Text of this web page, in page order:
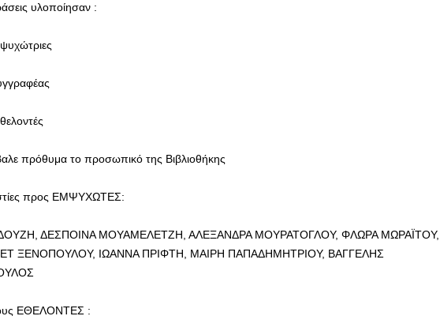
υλοποίησαν :
πρόθυμα το προσωπικό της Βιβλιοθήκης
προς ΕΜΨΥΧΩΤΕΣ:
ΔΕΣΠΟΙΝΑ ΜΟΥΑΜΕΛΕΤΖΗ, ΑΛΕΞΑΝΔΡΑ ΜΟΥΡΑΤΟΓΛΟΥ, ΦΛΩΡΑ ΜΩΡΑΪΤΟΥ,
ΞΕΝΟΠΟΥΛΟΥ, ΙΩΑΝΝΑ ΠΡΙΦΤΗ, ΜΑΙΡΗ ΠΑΠΑΔΗΜΗΤΡΙΟΥ, ΒΑΓΓΕΛΗΣ
ΕΘΕΛΟΝΤΕΣ :